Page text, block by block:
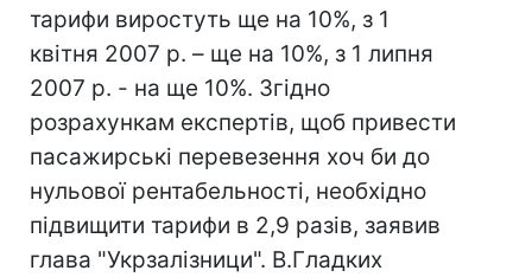
тарифи виростуть ще на 10%, з 1
квітня 2007 р. – ще на 10%, з 1 липня
2007 р. - на ще 10%. Згідно
розрахункам експертів, щоб привести
пасажирські перевезення хоч би до
нульової рентабельності, необхідно
підвищити тарифи в 2,9 разів, заявив
глава "Укрзалізници". В.Гладких